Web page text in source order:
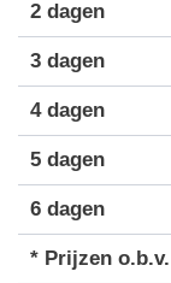
2 dagen
3 dagen
4 dagen
5 dagen
6 dagen
* Prijzen